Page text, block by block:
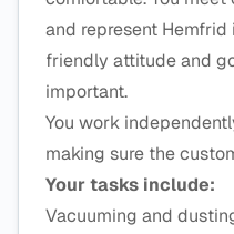
and represent
friendly attitude and
important.
You work
making sure the
Your tasks include:
Vacuuming and